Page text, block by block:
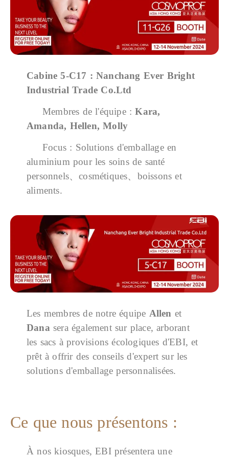
Cabine 5-C17 : Nanchang Ever Bright
Industrial Trade Co.Ltd
Membres de l'équipe : Kara,
Amanda, Hellen, Molly
Focus : Solutions d'emballage en
aluminium pour les soins de santé
personnels、cosmétiques、boissons et
aliments.
Les membres de notre équipe Allen et
Dana sera également sur place, arborant
les sacs à provisions écologiques d'EBI, et
prêt à offrir des conseils d'expert sur les
solutions d'emballage personnalisées.
Ce que nous présentons :
À nos kiosques, EBI présentera une